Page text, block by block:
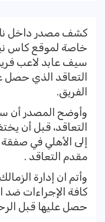
كشف مصدر داخل
خاصة لموقع كاس
سيف عابد لاعب
التعاقد الذي
الفريق.
وأوضح المصدر أن
التعاقد، قبل أن
إلى الأهلي في
مقدم التعاقد .
وأتم ان إدارة
كافة الإجراءات ضد
حصل عليها قبل